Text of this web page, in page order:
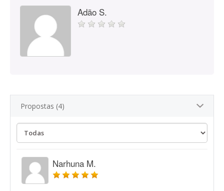
Adão S.
Propostas (4)
Narhuna M.